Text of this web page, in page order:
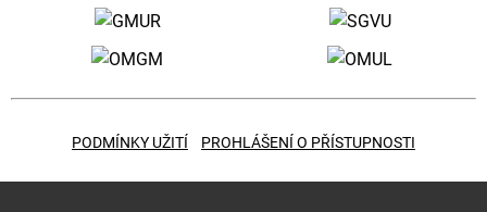
PODMÍNKY UŽITÍ PROHLÁŠENÍ O PŘÍSTUPNOSTI